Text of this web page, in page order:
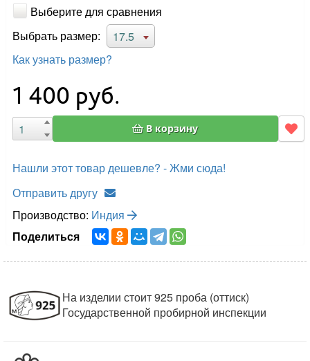
Выберите для сравнения
Выбрать размер:
17.5
Как узнать размер?
1 400 руб.
В корзину
Нашли этот товар дешевле? - Жми сюда!
Отправить другу
Производство: Индия
Поделиться
На изделии стоит 925 проба (оттиск)
Государственной пробирной инспекции